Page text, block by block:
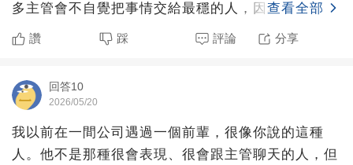
多主管會不自覺把事情交給最穩的人，因為交給他最
放心、最省時間、最
查看全部
讚 踩 評論 分享
回答10
2026/05/20
我以前在一間公司遇過一個前輩，很像你說的這種
人。他不是那種很會表現、很會跟主管聊天的人，但